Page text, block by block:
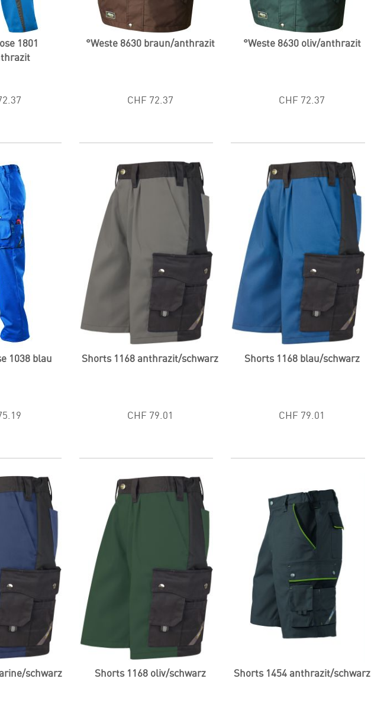
1801
°Weste 8630 braun/anthrazit
CHF 72.37
°Weste 8630 oliv/anthrazit
CHF 72.37
1038 blau Shorts 1168 anthrazit/schwarz
CHF 79.01
Shorts 1168 blau/schwarz
CHF 79.01
schwarz Shorts 1168 oliv/schwarz Shorts 1454 anthrazit/schwarz